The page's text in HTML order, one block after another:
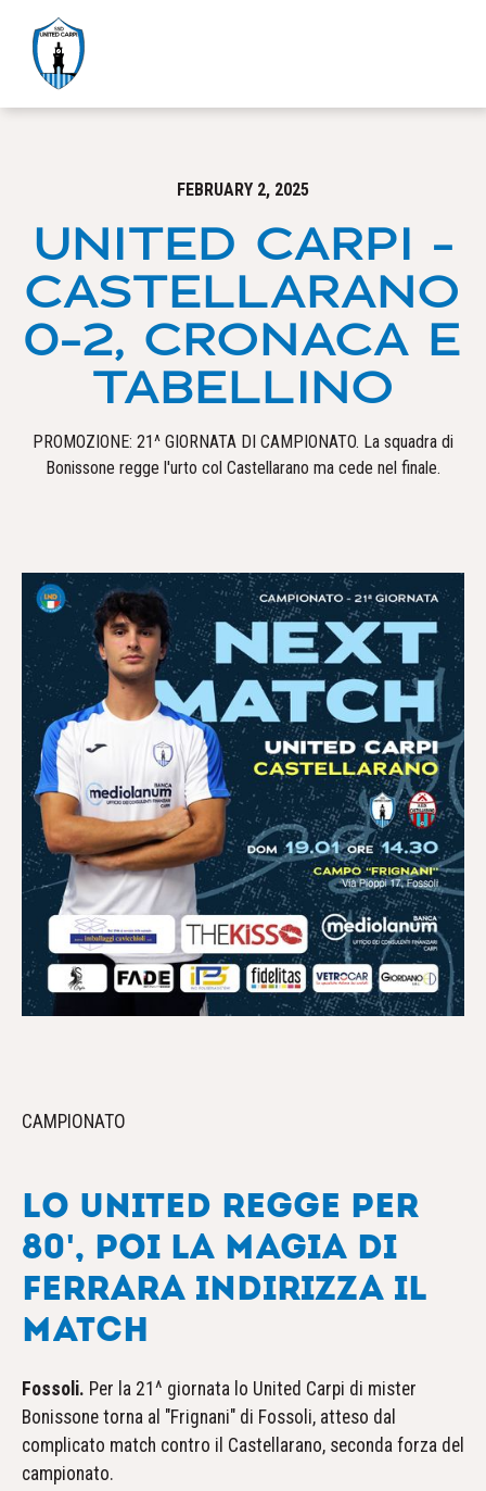
FEBRUARY 2, 2025
UNITED CARPI -
CASTELLARANO
0-2, CRONACA E
TABELLINO
PROMOZIONE: 21^ GIORNATA DI CAMPIONATO. La squadra di
Bonissone regge l'urto col Castellarano ma cede nel finale.
CAMPIONATO
LO UNITED REGGE PER
80', POI LA MAGIA DI
FERRARA INDIRIZZA IL
MATCH
Fossoli. Per la 21^ giornata lo United Carpi di mister
Bonissone torna al "Frignani" di Fossoli, atteso dal
complicato match contro il Castellarano, seconda forza del
campionato.